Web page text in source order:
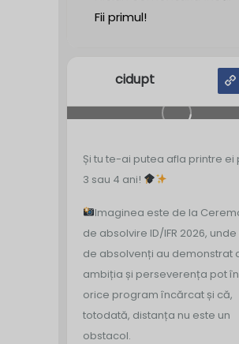
Fii primul!
cidupt
Și tu te-ai putea afla printre ei
3 sau 4 ani!
Imaginea este de la
de absolvire ID/IFR 2026,
de absolvenți au demonstrat
ambiția și perseverența pot
orice program încărcat și că,
totodată, distanța nu este un
obstacol.